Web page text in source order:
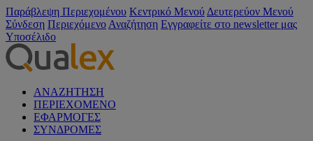
Παράβλεψη Περιεχομένου Κεντρικό Μενού Δευτερεύον Μενού
Σύνδεση Περιεχόμενο Αναζήτηση Εγγραφείτε στο newsletter μας
Υποσέλιδο
ΑΝΑΖΗΤΗΣΗ
ΠΕΡΙΕΧΟΜΕΝΟ
ΕΦΑΡΜΟΓΕΣ
ΣΥΝΔΡΟΜΕΣ